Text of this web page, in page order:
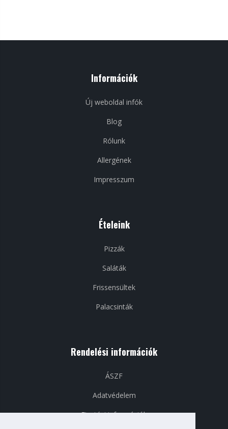
Információk
Új weboldal infók
Blog
Rólunk
Allergének
Impresszum
Ételeink
Pizzák
Saláták
Frissensültek
Palacsinták
Rendelési információk
ÁSZF
Adatvédelem
Fizetési információk